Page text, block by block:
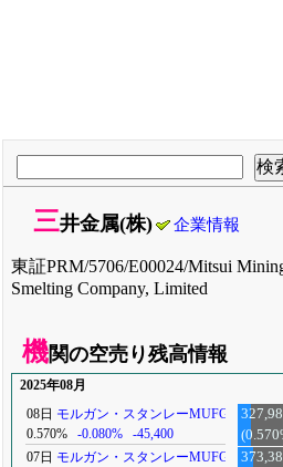
三井金属(株) 企業情報
東証PRM/5706/E00024/Mitsui
Smelting Company, Limited
機関の空売り残高情報
2025年08月
08日 モルガン・スタンレーMUFG
0.570%
-0.080% -45,400
07日 モルガン・スタンレーMUFG